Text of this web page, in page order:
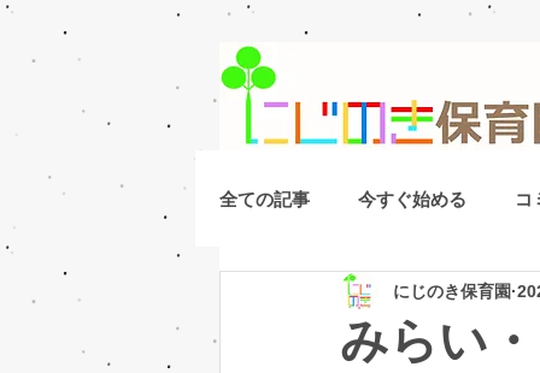
全ての記事 今すぐ始める コ
みらい
にじのき保育園